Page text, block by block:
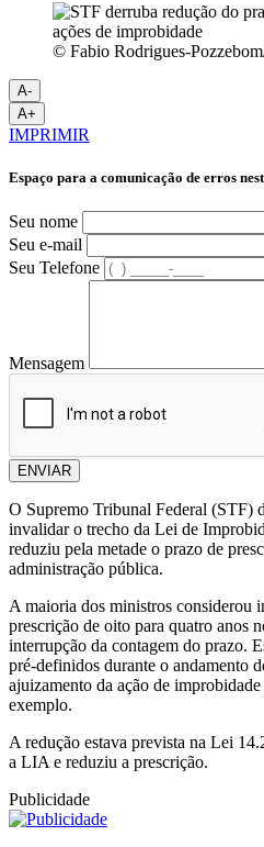
© Fabio Rodrigues-
A-
A+
IMPRIMIR
Espaço para a comunicação de erros
Seu nome
Seu e-mail
Seu Telefone
Mensagem
ENVIAR
O Supremo Tribunal Federal (STF)
invalidar o trecho da Lei de
reduziu pela metade o prazo de
administração pública.
A maioria dos ministros considerou
prescrição de oito para quatro anos
interrupção da contagem do prazo.
pré-definidos durante o andamento
ajuizamento da ação de
exemplo.
A redução estava prevista na Lei
a LIA e reduziu a prescrição.
Publicidade